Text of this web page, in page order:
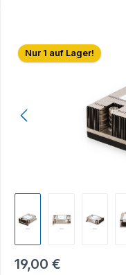
Bildergalerie überspringen
Nur 1 auf Lager!
19,00 €